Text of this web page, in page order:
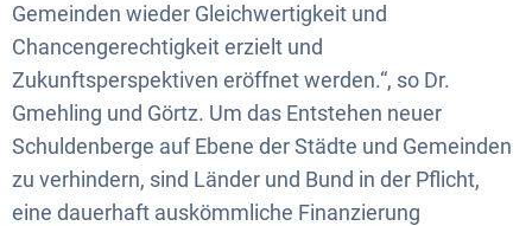
Gemeinden wieder Gleichwertigkeit und
Chancengerechtigkeit erzielt und
Zukunftsperspektiven eröffnet werden.“, so Dr.
Gmehling und Görtz. Um das Entstehen neuer
Schuldenberge auf Ebene der Städte und Gemeinden
zu verhindern, sind Länder und Bund in der Pflicht,
eine dauerhaft auskömmliche Finanzierung